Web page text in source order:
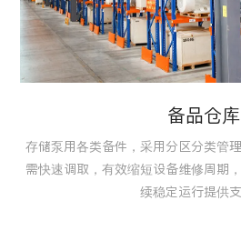
备品仓库
存储泵用各类备件，采用分区分类管
需快速调取，有效缩短设备维修周期
续稳定运行提供支